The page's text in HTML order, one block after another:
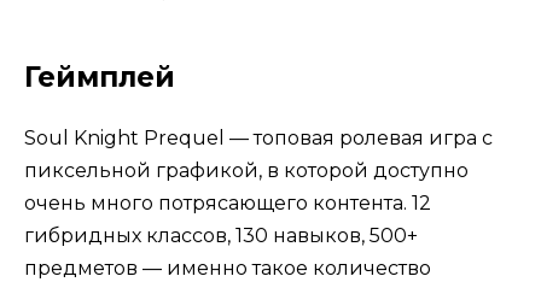
Геймплей
Soul Knight Prequel — топовая ролевая игра с
пиксельной графикой, в которой доступно
очень много потрясающего контента. 12
гибридных классов, 130 навыков, 500+
предметов — именно такое количество